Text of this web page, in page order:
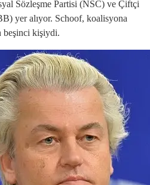
Sözleşme Partisi (NSC) ve Çiftçi
yer alıyor. Schoof, koalisyona
beşinci kişiydi.